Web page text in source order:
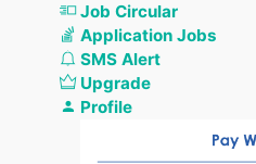
Job Circular
Application Jobs
SMS Alert
Upgrade
Profile